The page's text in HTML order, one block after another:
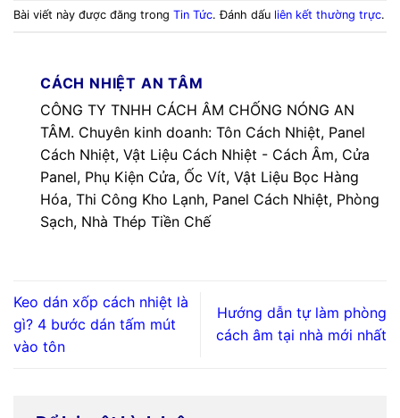
Bài viết này được đăng trong Tin Tức. Đánh dấu liên kết thường trực.
CÁCH NHIỆT AN TÂM
CÔNG TY TNHH CÁCH ÂM CHỐNG NÓNG AN
TÂM. Chuyên kinh doanh: Tôn Cách Nhiệt, Panel
Cách Nhiệt, Vật Liệu Cách Nhiệt - Cách Âm, Cửa
Panel, Phụ Kiện Cửa, Ốc Vít, Vật Liệu Bọc Hàng
Hóa, Thi Công Kho Lạnh, Panel Cách Nhiệt, Phòng
Sạch, Nhà Thép Tiền Chế
Keo dán xốp cách nhiệt là
gì? 4 bước dán tấm mút
vào tôn
Hướng dẫn tự làm phòng
cách âm tại nhà mới nhất